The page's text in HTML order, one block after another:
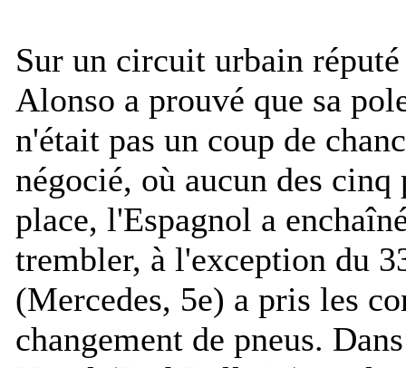
Sur un circuit urbain
Alonso a prouvé que sa
n'était pas un coup de
négocié, où aucun des cinq
place, l'Espagnol a
trembler, à l'exception du
(Mercedes, 5e) a pris les
changement de pneus.